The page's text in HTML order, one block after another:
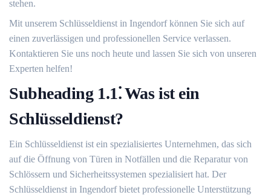
stehen.​
Mit unserem Schlüsseldienst in Ingendorf können Sie sich auf
einen zuverlässigen und professionellen Service verlassen.​
Kontaktieren Sie uns noch heute und lassen Sie sich von unseren
Experten helfen!​
Subheading 1.​1⁚ Was ist ein
Schlüsseldienst?​
Ein Schlüsseldienst ist ein spezialisiertes Unternehmen, das sich
auf die Öffnung von Türen in Notfällen und die Reparatur von
Schlössern und Sicherheitssystemen spezialisiert hat.​ Der
Schlüsseldienst in Ingendorf bietet professionelle Unterstützung